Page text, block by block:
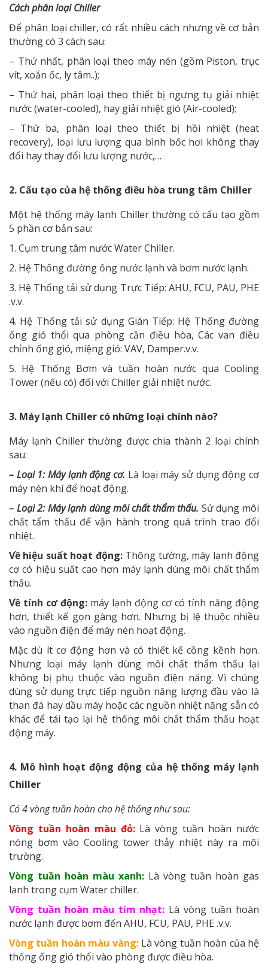
Cách phân loại Chiller
Để phân loại chiller, có rất nhiều cách nhưng về cơ bản
thường có 3 cách sau:
– Thứ nhất, phân loại theo máy nén (gồm Piston, trục
vít, xoắn ốc, ly tâm..);
– Thứ hai, phân loại theo thiết bị ngưng tụ giải nhiệt
nước (water-cooled), hay giải nhiệt gió (Air-cooled);
– Thứ ba, phân loại theo thiết bị hồi nhiệt (heat
recovery), loại lưu lượng qua bình bốc hơi không thay
đổi hay thay đổi lưu lượng nước,…
2. Cấu tạo của hệ thống điều hòa trung tâm Chiller
Một hệ thống máy lạnh Chiller thường có cấu tạo gồm
5 phần cơ bản sau:
1. Cụm trung tâm nước Water Chiller.
2. Hệ Thống đường ống nước lạnh và bơm nước lạnh.
3. Hệ Thống tải sử dụng Trực Tiếp: AHU, FCU, PAU, PHE
.v.v.
4. Hệ Thống tải sử dụng Gián Tiếp: Hệ Thống đường
ống gió thổi qua phòng cần điều hòa, Các van điều
chỉnh ống gió, miệng gió: VAV, Damper.v.v.
5. Hệ Thống Bơm và tuần hoàn nước qua Cooling
Tower (nếu có) đối với Chiller giải nhiệt nước.
3. Máy lạnh Chiller có những loại chính nào?
Máy lạnh Chiller thường được chia thành 2 loại chính
sau:
– Loại 1: Máy lạnh động cơ. Là loại máy sử dụng động cơ
máy nén khí để hoạt động.
– Loại 2: Máy lạnh dùng môi chất thẩm thấu. Sử dụng môi
chất tẩm thấu để vận hành trong quá trình trao đổi
nhiệt.
Về hiệu suất hoạt động:Thông tường, máy lạnh động
cơ có hiệu suất cao hơn máy lạnh dùng môi chất thẩm
thấu.
Về tính cơ động: máy lạnh động cơ có tính năng động
hơn, thiết kế gọn gàng hơn. Nhưng bị lệ thuộc nhiều
vào nguồn điện để máy nén hoạt động.
Mặc dù ít cơ động hơn và có thiết kế cồng kềnh hơn.
Nhưng loại máy lạnh dùng môi chất thẩm thấu lại
không bị phụ thuộc vào nguồn điện năng. Vì chúng
dùng sử dụng trực tiếp nguồn năng lượng đầu vào là
than đá hay dầu máy hoặc các nguồn nhiệt năng sẵn có
khác để tái tạo lại hệ thống môi chất thẩm thấu hoạt
động máy.
4. Mô hình hoạt động động của hệ thống máy lạnh
Chiller
Có 4 vòng tuần hoàn cho hệ thống như sau:
Vòng tuần hoàn màu đỏ:Là vòng tuần hoàn nước
nóng bơm vào Cooling tower thảy nhiệt này ra môi
trường.
Vòng tuần hoàn màu xanh: Là vòng tuần hoàn gas
lạnh trong cụm Water chiller.
Vòng tuần hoàn màu tím nhạt: Là vòng tuần hoàn
nước lạnh được bơm đến AHU, FCU, PAU, PHE .v.v.
Vòng tuần hoàn màu vàng:Là vòng tuần hoàn của hệ
thống ống gió thổi vào phòng được điều hòa.